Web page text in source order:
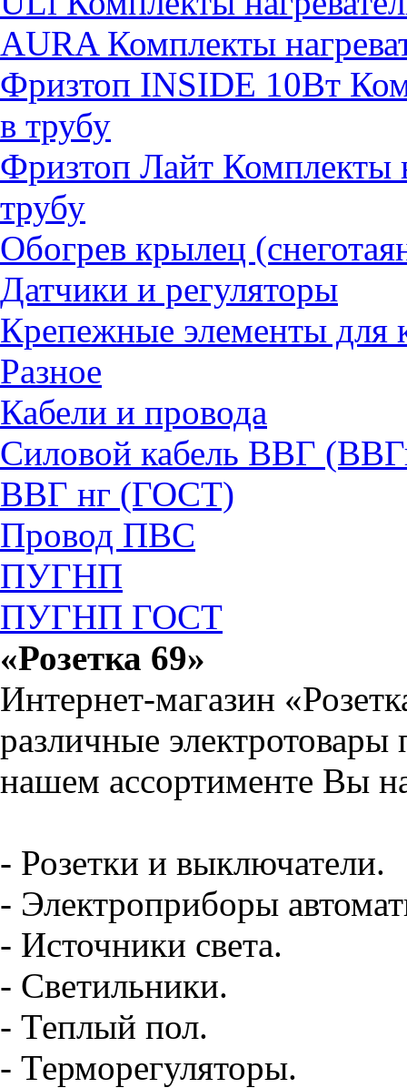
AURA Комплекты
Фризтоп INSIDE 10Вт
в трубу
Фризтоп Лайт Комплекты
трубу
Обогрев крылец
Датчики и регуляторы
Крепежные элементы для
Разное
Кабели и провода
Силовой кабель ВВГ
ВВГ нг (ГОСТ)
Провод ПВС
ПУГНП
ПУГНП ГОСТ
«Розетка 69»
Интернет-магазин
различные
нашем ассортименте Вы
- Розетки и выключатели.
- Электроприборы
- Источники света.
- Светильники.
- Теплый пол.
- Терморегуляторы.